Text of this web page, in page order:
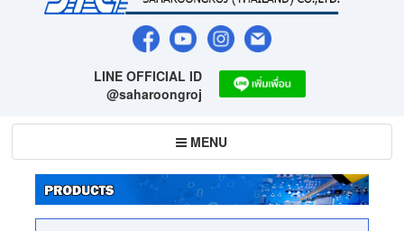
LINE OFFICIAL ID
@saharoongroj
Toggle
navigation
MENU